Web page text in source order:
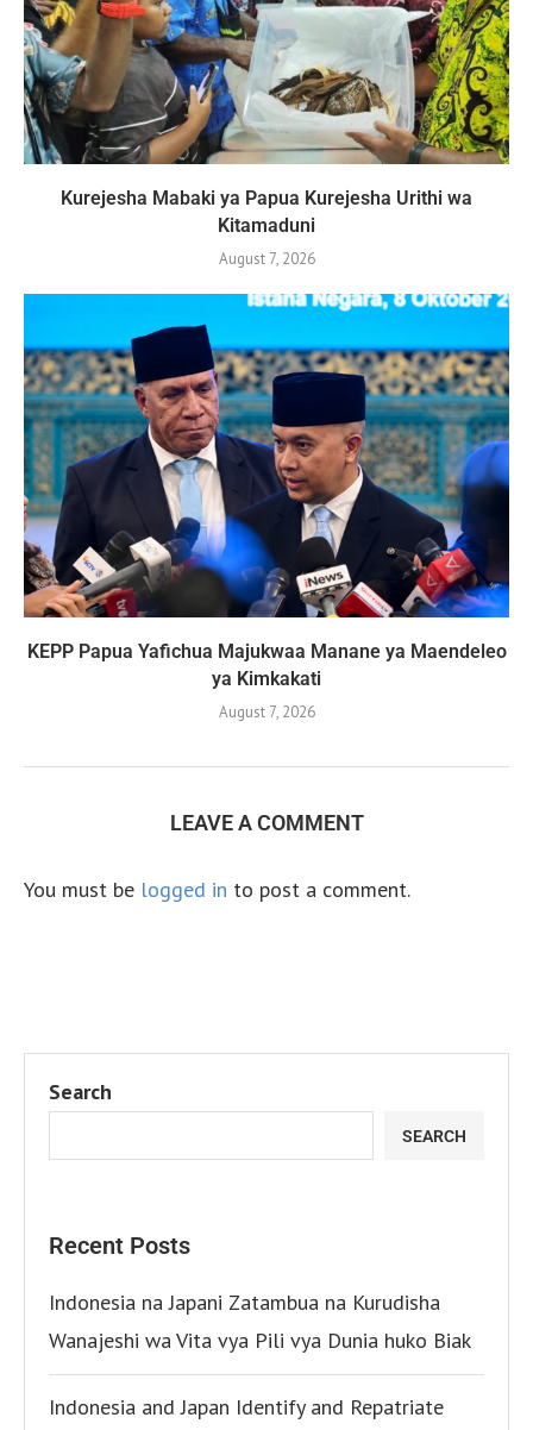
Kurejesha Mabaki ya Papua Kurejesha Urithi wa
Kitamaduni
August 7, 2026
KEPP Papua Yafichua Majukwaa Manane ya Maendeleo
ya Kimkakati
August 7, 2026
LEAVE A COMMENT
You must be logged in to post a comment.
Search
SEARCH
Recent Posts
Indonesia na Japani Zatambua na Kurudisha
Wanajeshi wa Vita vya Pili vya Dunia huko Biak
Indonesia and Japan Identify and Repatriate